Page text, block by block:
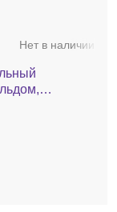
Нет в наличии